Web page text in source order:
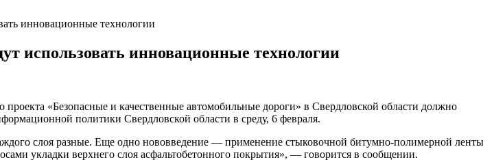
инновационные технологии
использовать инновационные технологии
«Безопасные и качественные автомобильные дороги» в Свердловской области должно
политики Свердловской области в среду, 6 февраля.
слоя разные. Еще одно нововведение — применение стыковочной битумно-полимерной ленты
укладки верхнего слоя асфальтобетонного покрытия», — говорится в сообщении.